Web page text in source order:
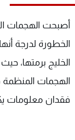
أصبحت الهجمات
الخطورة لدرجة
الخليج برمتها،
الهجمات المنظمة
فقدان معلومات
الترددات
الإنـتـاج
لاعلاناتكم